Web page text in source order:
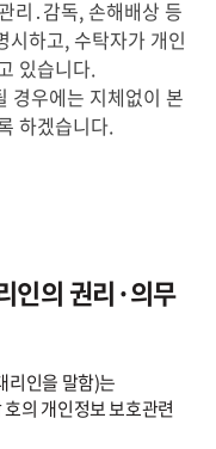
리․감독, 손해배상 등
시하고, 수탁자가 개인
있습니다.
경우에는 지체없이 본
하겠습니다.
인의 권리·의무
리인을 말함)는
의 개인정보 보호관련